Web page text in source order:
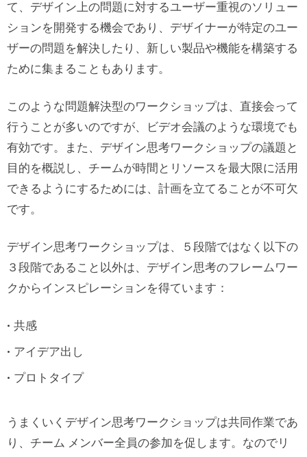
て、デザイン上の問題に対するユーザー重視のソリュー
ションを開発する機会であり、デザイナーが特定のユー
ザーの問題を解決したり、新しい製品や機能を構築する
ために集まることもあります。
このような問題解決型のワークショップは、直接会って
行うことが多いのですが、ビデオ会議のような環境でも
有効です。また、デザイン思考ワークショップの議題と
目的を概説し、チームが時間とリソースを最大限に活用
できるようにするためには、計画を立てることが不可欠
です。
デザイン思考ワークショップは、５段階ではなく以下の
３段階であること以外は、デザイン思考のフレームワー
クからインスピレーションを得ています：
共感
アイデア出し
プロトタイプ
うまくいくデザイン思考ワークショップは共同作業であ
り、チーム メンバー全員の参加を促します。なのでリ